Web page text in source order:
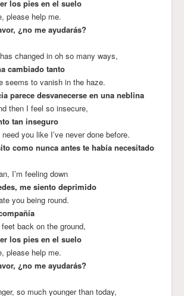
los pies en el suelo
please help me.
¿no me ayudarás?
changed in oh so many ways,
cambiado tanto
seems to vanish in the haze.
parece desvanecerse en una neblina
then I feel so insecure,
tan inseguro
you like I’ve never done before.
como nunca antes te había necesitado
I’m feeling down
me siento deprimido
you being round.
back on the ground,
los pies en el suelo
please help me.
¿no me ayudarás?
so much younger than today,